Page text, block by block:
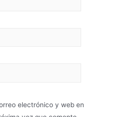
electrónico y web en